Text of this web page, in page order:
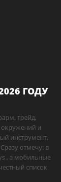
ГОДУ
трейд,
окружений и
инструмент,
отмечу: в
, а мобильные
список